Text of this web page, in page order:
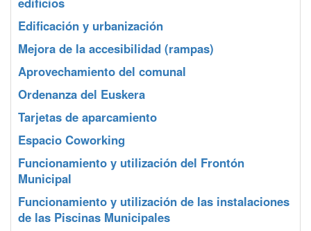
Edificación y urbanización
Mejora de la accesibilidad (rampas)
Aprovechamiento del comunal
Ordenanza del Euskera
Tarjetas de aparcamiento
Espacio Coworking
Funcionamiento y utilización del Frontón
Municipal
Funcionamiento y utilización de las instalaciones
de las Piscinas Municipales